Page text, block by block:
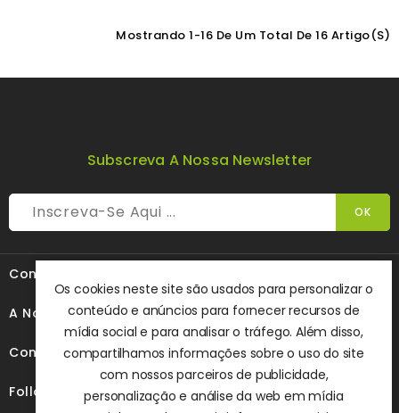
Mostrando 1-16 De Um Total De 16 Artigo(s)
Subscreva A Nossa Newsletter
Contacte-Nos
A Nossa Empresa
Conteúdo
Follow Us
Os cookies neste site são usados ​​para personalizar o
conteúdo e anúncios para fornecer recursos de
mídia social e para analisar o tráfego. Além disso,
compartilhamos informações sobre o uso do site
com nossos parceiros de publicidade,
personalização e análise da web em mídia